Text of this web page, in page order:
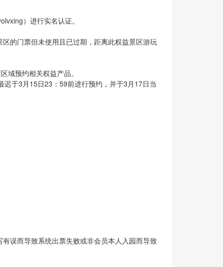
）进行实名认证。
的门票但未使用且已过期，距离此权益景区游玩
域预约相关权益产品。
于3月15日23：59前进行预约，并于3月17日当
误而导致系统出票失败或非会员本人入园而导致